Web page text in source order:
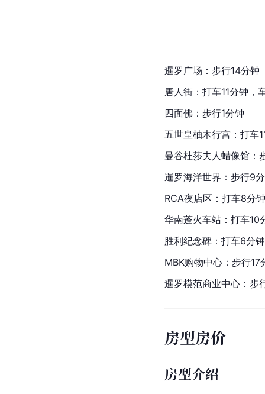
暹罗广场：步行14分钟
唐人街：打车11分钟，
四面佛：步行1分钟
五世皇柚木行宫：打车
曼谷杜莎夫人蜡像馆：
暹罗海洋世界：步行9
RCA夜店区：打车8分
华南蓬火车站：打车10
胜利纪念碑：打车6分
MBK购物中心：步行
暹罗模范商业中心：步
房型房价
房型介绍